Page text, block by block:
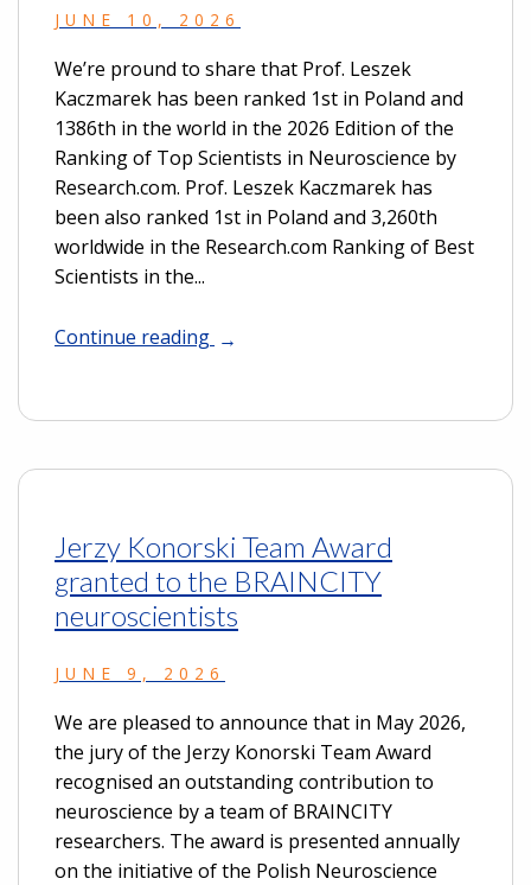
JUNE 10, 2026
We’re pround to share that Prof. Leszek
Kaczmarek has been ranked 1st in Poland and
1386th in the world in the 2026 Edition of the
Ranking of Top Scientists in Neuroscience by
Research.com. Prof. Leszek Kaczmarek has
been also ranked 1st in Poland and 3,260th
worldwide in the Research.com Ranking of Best
Scientists in the...
Continue reading
Jerzy Konorski Team Award
granted to the BRAINCITY
neuroscientists
JUNE 9, 2026
We are pleased to announce that in May 2026,
the jury of the Jerzy Konorski Team Award
recognised an outstanding contribution to
neuroscience by a team of BRAINCITY
researchers. The award is presented annually
on the initiative of the Polish Neuroscience